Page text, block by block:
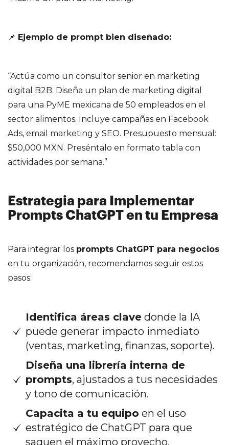
📌 Ejemplo de prompt bien diseñado:
“Actúa como un consultor senior en marketing
digital B2B. Diseña un plan de marketing digital
para una PyME mexicana de 50 empleados en el
sector alimentos. Incluye campañas en Facebook
Ads, email marketing y SEO. Presupuesto mensual:
$50,000 MXN. Preséntalo en formato tabla con
actividades por semana.”
Estrategia para Implementar
Prompts ChatGPT en tu Empresa
Para integrar los prompts ChatGPT para negocios
en tu organización, recomendamos seguir estos
pasos:
Identifica áreas clave donde la IA
puede generar impacto inmediato
(ventas, marketing, finanzas, soporte).
Diseña una librería interna de
prompts, ajustados a tus necesidades
y tono de comunicación.
Capacita a tu equipo en el uso
estratégico de ChatGPT para que
saquen el máximo provecho.